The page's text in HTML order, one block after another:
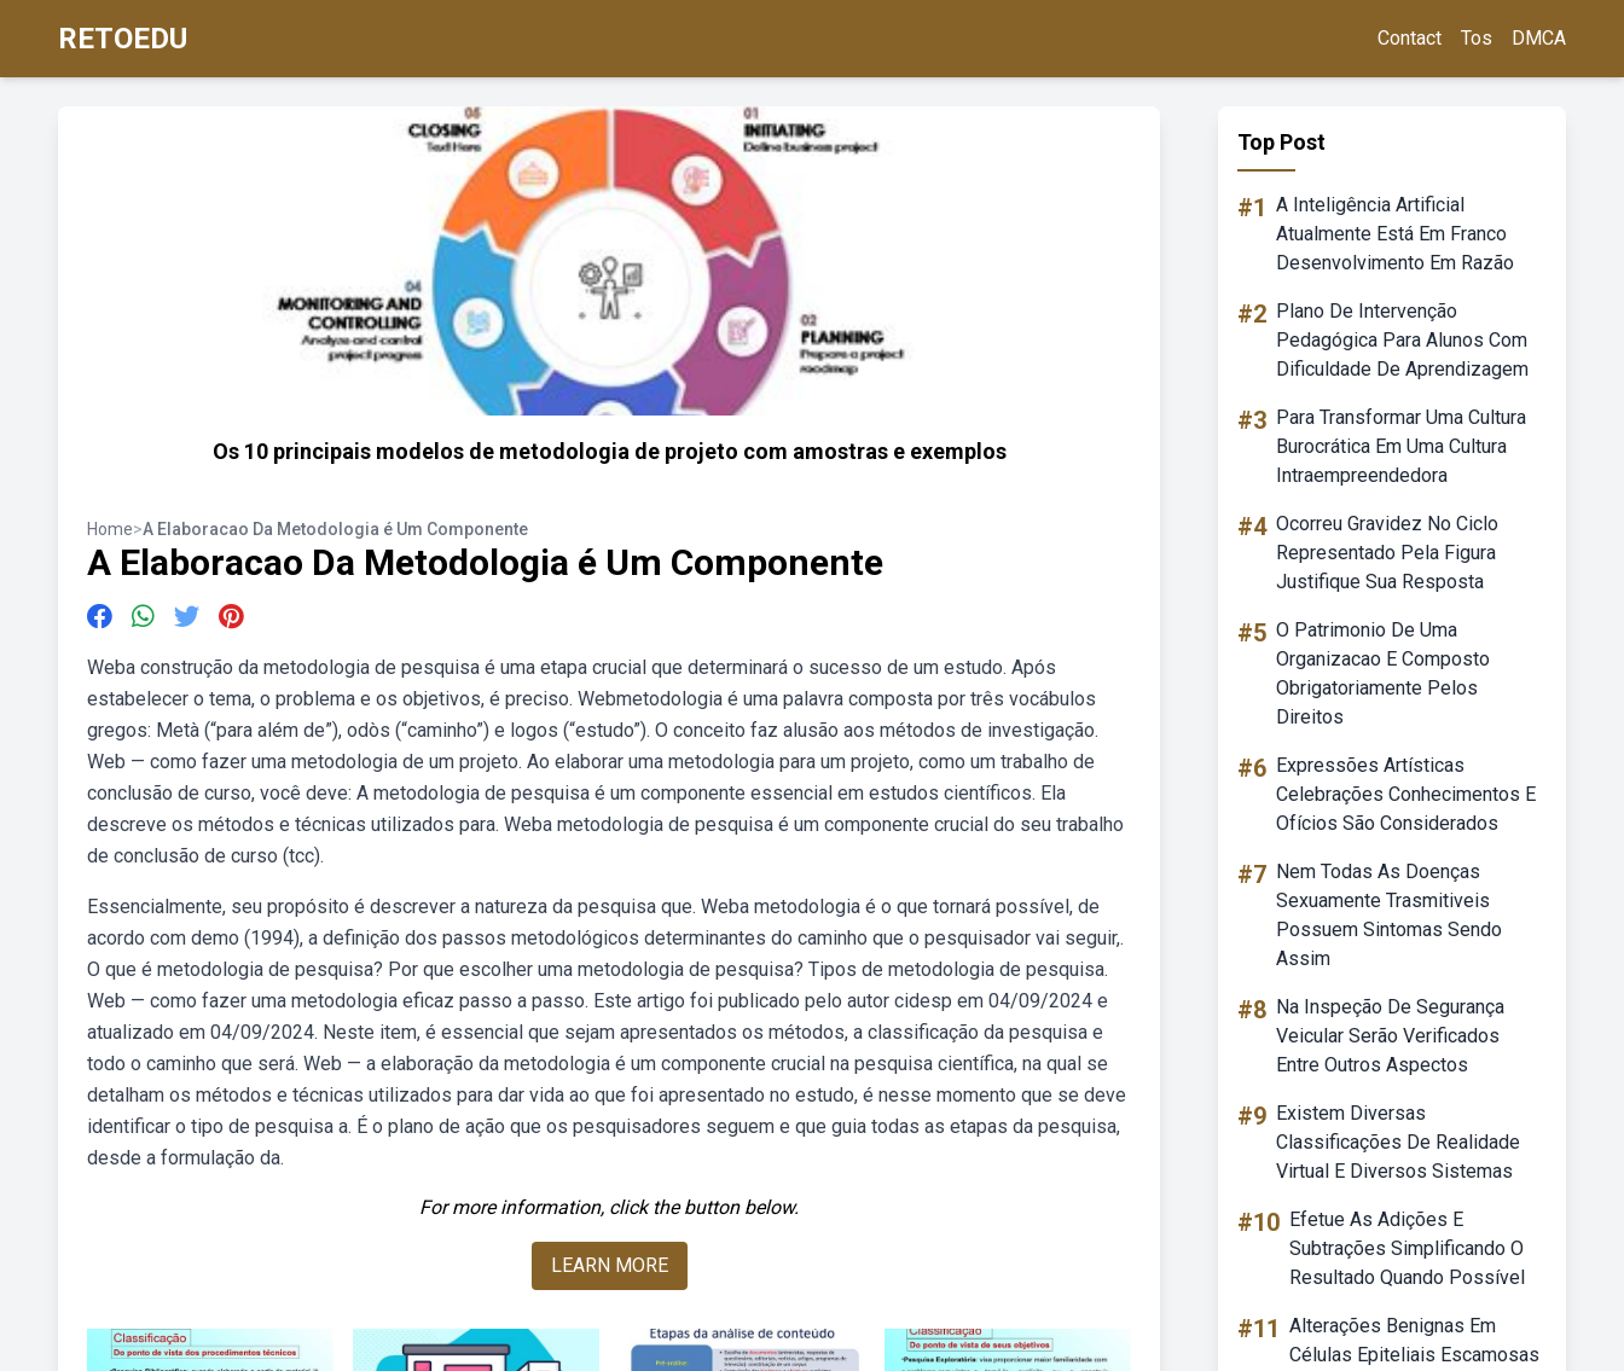
RETOEDU Contact Tos DMCA
Os 10 principais modelos de metodologia de projeto com amostras e exemplos
Home>A Elaboracao Da Metodologia é Um Componente
A Elaboracao Da Metodologia é Um Componente
Weba construção da metodologia de pesquisa é uma etapa crucial que determinará o sucesso de um estudo. Após
estabelecer o tema, o problema e os objetivos, é preciso. Webmetodologia é uma palavra composta por três vocábulos
gregos: Metà (“para além de”), odòs (“caminho”) e logos (“estudo”). O conceito faz alusão aos métodos de investigação.
Web — como fazer uma metodologia de um projeto. Ao elaborar uma metodologia para um projeto, como um trabalho de
conclusão de curso, você deve: A metodologia de pesquisa é um componente essencial em estudos científicos. Ela
descreve os métodos e técnicas utilizados para. Weba metodologia de pesquisa é um componente crucial do seu trabalho
de conclusão de curso (tcc).
Essencialmente, seu propósito é descrever a natureza da pesquisa que. Weba metodologia é o que tornará possível, de
acordo com demo (1994), a definição dos passos metodológicos determinantes do caminho que o pesquisador vai seguir,.
O que é metodologia de pesquisa? Por que escolher uma metodologia de pesquisa? Tipos de metodologia de pesquisa.
Web — como fazer uma metodologia eficaz passo a passo. Este artigo foi publicado pelo autor cidesp em 04/09/2024 e
atualizado em 04/09/2024. Neste item, é essencial que sejam apresentados os métodos, a classificação da pesquisa e
todo o caminho que será. Web — a elaboração da metodologia é um componente crucial na pesquisa científica, na qual se
detalham os métodos e técnicas utilizados para dar vida ao que foi apresentado no estudo, é nesse momento que se deve
identificar o tipo de pesquisa a. É o plano de ação que os pesquisadores seguem e que guia todas as etapas da pesquisa,
desde a formulação da.
For more information, click the button below.
LEARN MORE
Top Post
#1 A Inteligência Artificial
Atualmente Está Em Franco
Desenvolvimento Em Razão
#2 Plano De Intervenção
Pedagógica Para Alunos Com
Dificuldade De Aprendizagem
#3 Para Transformar Uma Cultura
Burocrática Em Uma Cultura
Intraempreendedora
#4 Ocorreu Gravidez No Ciclo
Representado Pela Figura
Justifique Sua Resposta
#5 O Patrimonio De Uma
Organizacao E Composto
Obrigatoriamente Pelos
Direitos
#6 Expressões Artísticas
Celebrações Conhecimentos E
Ofícios São Considerados
#7 Nem Todas As Doenças
Sexuamente Trasmitiveis
Possuem Sintomas Sendo
Assim
#8 Na Inspeção De Segurança
Veicular Serão Verificados
Entre Outros Aspectos
#9 Existem Diversas
Classificações De Realidade
Virtual E Diversos Sistemas
#10 Efetue As Adições E
Subtrações Simplificando O
Resultado Quando Possível
#11 Alterações Benignas Em
Células Epiteliais Escamosas